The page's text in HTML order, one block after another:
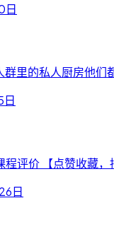
日
群里的私人厨房他们
日
程评价 【点赞收藏，
日